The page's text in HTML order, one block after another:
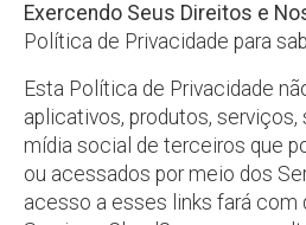
Exercendo Seus Direitos e
Política de Privacidade para
Esta Política de Privacidade
aplicativos, produtos,
mídia social de terceiros que
ou acessados por meio dos
acesso a esses links fará com